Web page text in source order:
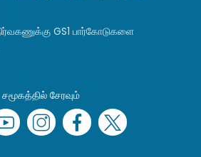
GS1 பார்கோடுகளை
சமூகத்தில் சேரவும்